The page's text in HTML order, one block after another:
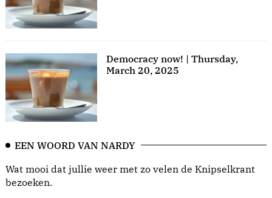
Democracy now! | Thursday,
March 20, 2025
EEN WOORD VAN NARDY
Wat mooi dat jullie weer met zo velen de Knipselkrant
bezoeken.